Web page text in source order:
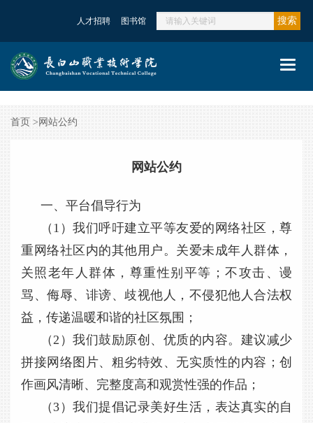
人才招聘 图书馆 搜索
首页 > 网站公约
网站公约
一、平台倡导行为
（1）我们呼吁建立平等友爱的网络社区，尊
重网络社区内的其他用户。关爱未成年人群体，
关照老年人群体，尊重性别平等；不攻击、谩
骂、侮辱、诽谤、歧视他人，不侵犯他人合法权
益，传递温暖和谐的社区氛围；
（2）我们鼓励原创、优质的内容。建议减少
拼接网络图片、粗劣特效、无实质性的内容；创
作画风清晰、完整度高和观赏性强的作品；
（3）我们提倡记录美好生活，表达真实的自